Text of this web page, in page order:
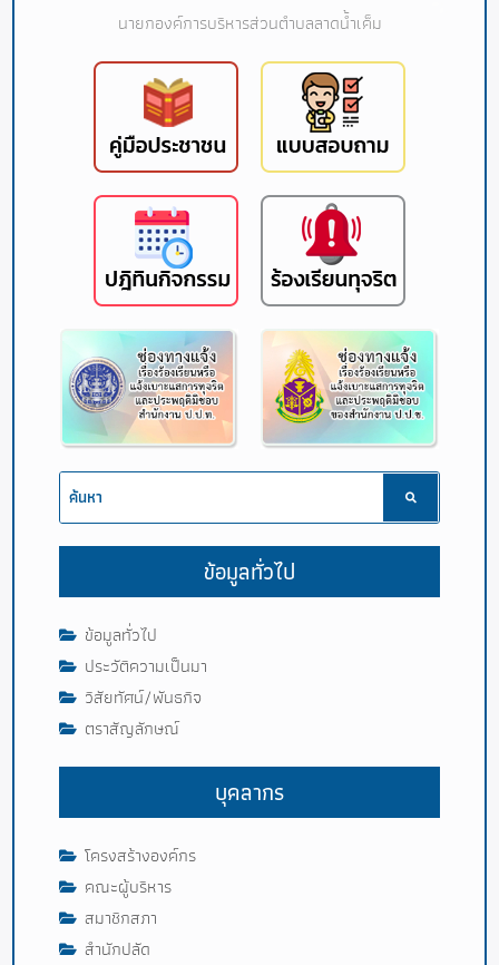
นายกองค์การบริหารส่วนตำบลลาดน้ำเค็ม
ข้อมูลทั่วไป
ข้อมูลทั่วไป
ประวัติความเป็นมา
วิสัยทัศน์/พันธกิจ
ตราสัญลักษณ์
บุคลากร
โครงสร้างองค์กร
คณะผู้บริหาร
สมาชิกสภา
สำนักปลัด